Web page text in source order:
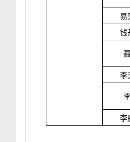
易
钱
李
李